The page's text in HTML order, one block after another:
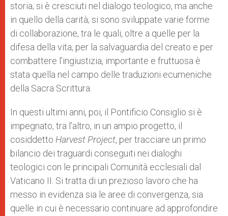
storia; si è cresciuti nel dialogo teologico, ma anche
in quello della carità; si sono sviluppate varie forme
di collaborazione, tra le quali, oltre a quelle per la
difesa della vita, per la salvaguardia del creato e per
combattere l’ingiustizia, importante e fruttuosa è
stata quella nel campo delle traduzioni ecumeniche
della Sacra Scrittura.
In questi ultimi anni, poi, il Pontificio Consiglio si è
impegnato, tra l’altro, in un ampio progetto, il
cosiddetto Harvest Project, per tracciare un primo
bilancio dei traguardi conseguiti nei dialoghi
teologici con le principali Comunità ecclesiali dal
Vaticano II. Si tratta di un prezioso lavoro che ha
messo in evidenza sia le aree di convergenza, sia
quelle in cui è necessario continuare ad approfondire